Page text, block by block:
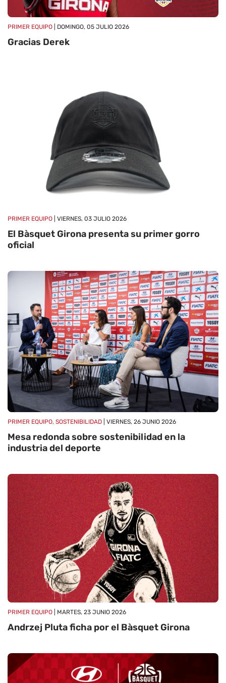
PRIMER EQUIPO | DOMINGO, 05 JULIO 2026
Gracias Derek
PRIMER EQUIPO | VIERNES, 03 JULIO 2026
El Bàsquet Girona presenta su primer gorro
oficial
PRIMER EQUIPO, SOSTENIBILIDAD | VIERNES, 26 JUNIO 2026
Mesa redonda sobre sostenibilidad en la
industria del deporte
PRIMER EQUIPO | MARTES, 23 JUNIO 2026
Andrzej Pluta ficha por el Bàsquet Girona